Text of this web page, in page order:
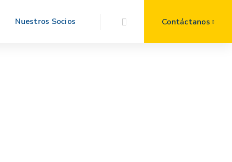
Contáctanos
Nuestros Socios